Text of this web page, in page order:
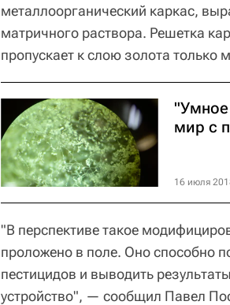
металлоорганический каркас,
матричного раствора. Решетка
пропускает к слою золота только
"Умное
мир с
16 июля
"В перспективе такое
проложено в поле. Оно способно
пестицидов и выводить
устройство", — сообщил Павел